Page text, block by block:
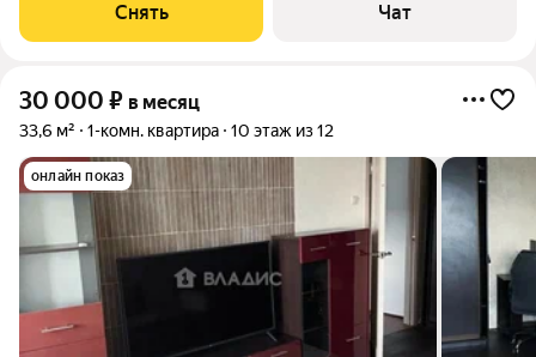
окна выходят во двор и
Снять Чат
30 000 ₽ в месяц
33,6 м² 1-комн. квартира 10 этаж из 12
онлайн показ